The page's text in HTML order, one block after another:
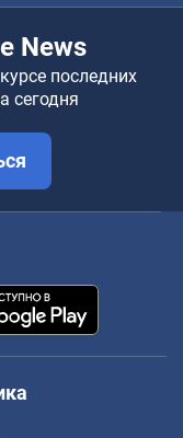
News
последних
сегодня